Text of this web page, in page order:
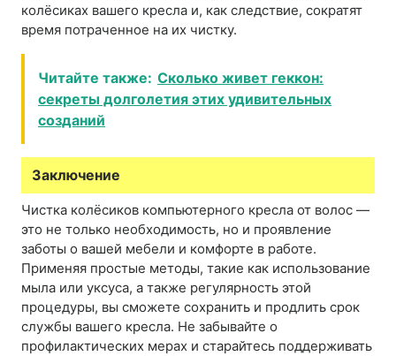
колёсиках вашего кресла и, как следствие, сократят
время потраченное на их чистку.
Читайте также: Сколько живет геккон:
секреты долголетия этих удивительных
созданий
Заключение
Чистка колёсиков компьютерного кресла от волос —
это не только необходимость, но и проявление
заботы о вашей мебели и комфорте в работе.
Применяя простые методы, такие как использование
мыла или уксуса, а также регулярность этой
процедуры, вы сможете сохранить и продлить срок
службы вашего кресла. Не забывайте о
профилактических мерах и старайтесь поддерживать